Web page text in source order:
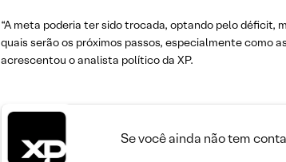
“A meta poderia ter sido trocada, optando pelo déficit,
quais serão os próximos passos, especialmente como
acrescentou o analista político da XP.
Se você ainda não tem